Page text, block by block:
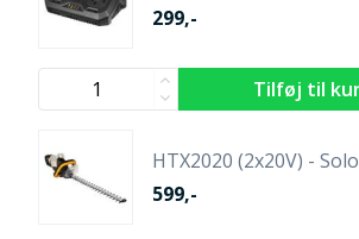
299,-
HTX2020 (2x20V) - Solo
599,-